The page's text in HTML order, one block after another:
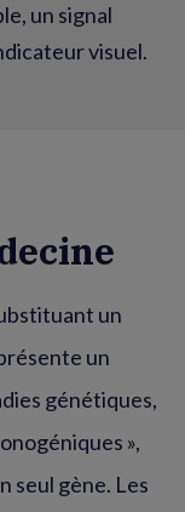
un signal
visuel.
un
un
génétiques,
»,
seul gène. Les